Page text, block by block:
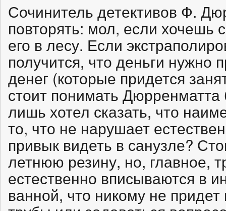
Сочинитель детективов Ф.
повторять: мол, если хочешь
его в лесу. Если
получится, что деньги нужно
денег (которые придется
стоит понимать Дюрренматта
лишь хотел сказать, что
то, что не нарушает
привык видеть в санузле?
летнюю резину, но, главное,
естественно вписываются в
ванной, что никому не придет